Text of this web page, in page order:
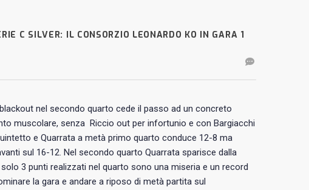
C SILVER: IL CONSORZIO LEONARDO KO IN GARA 1
nel secondo quarto cede il passo ad un concreto
muscolare, senza Riccio out per infortunio e con Bargiacchi
e Quarrata a metà primo quarto conduce 12-8 ma
sul 16-12. Nel secondo quarto Quarrata sparisce dalla
3 punti realizzati nel quarto sono una miseria e un record
la gara e andare a riposo di metà partita sul